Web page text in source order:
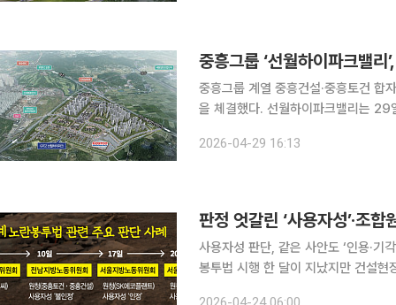
중흥그룹 ‘선월하이파크밸리
중흥그룹 계열 중흥건설·중흥토건 합
을 체결했다. 선월하이파크밸리는 29일 코스트코 순천점 입점을 위한 부지 매매계약을 완료했다고
남도와 순천시, 경제자유구역청, 코
2026-04-29 16:13
사용자성 판단, 같은 사안도 ‘인용·기각
봉투법 시행 한 달이 지났지만 건설